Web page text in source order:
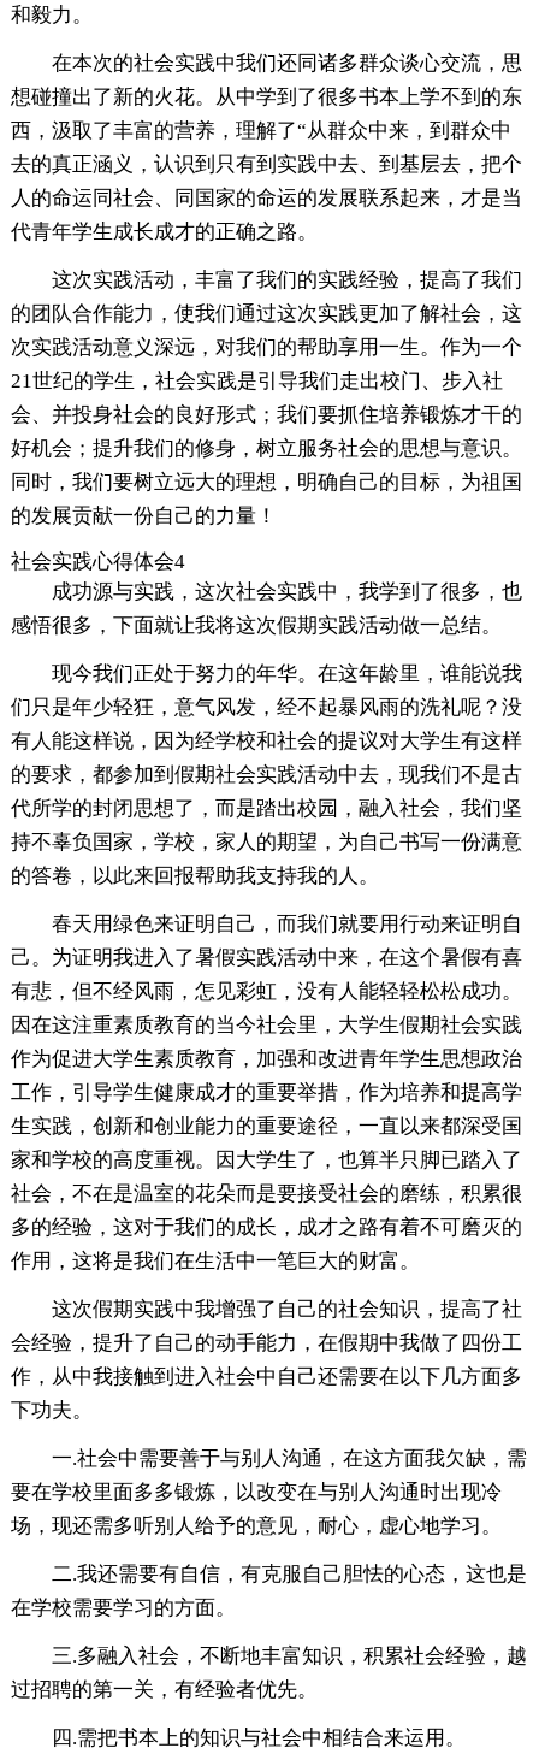
和毅力。
在本次的社会实践中我们还同诸多群众谈心交流，思
想碰撞出了新的火花。从中学到了很多书本上学不到的东
西，汲取了丰富的营养，理解了“从群众中来，到群众中
去的真正涵义，认识到只有到实践中去、到基层去，把个
人的命运同社会、同国家的命运的发展联系起来，才是当
代青年学生成长成才的正确之路。
这次实践活动，丰富了我们的实践经验，提高了我们
的团队合作能力，使我们通过这次实践更加了解社会，这
次实践活动意义深远，对我们的帮助享用一生。作为一个
21世纪的学生，社会实践是引导我们走出校门、步入社
会、并投身社会的良好形式；我们要抓住培养锻炼才干的
好机会；提升我们的修身，树立服务社会的思想与意识。
同时，我们要树立远大的理想，明确自己的目标，为祖国
的发展贡献一份自己的力量！
社会实践心得体会4
成功源与实践，这次社会实践中，我学到了很多，也
感悟很多，下面就让我将这次假期实践活动做一总结。
现今我们正处于努力的年华。在这年龄里，谁能说我
们只是年少轻狂，意气风发，经不起暴风雨的洗礼呢？没
有人能这样说，因为经学校和社会的提议对大学生有这样
的要求，都参加到假期社会实践活动中去，现我们不是古
代所学的封闭思想了，而是踏出校园，融入社会，我们坚
持不辜负国家，学校，家人的期望，为自己书写一份满意
的答卷，以此来回报帮助我支持我的人。
春天用绿色来证明自己，而我们就要用行动来证明自
己。为证明我进入了暑假实践活动中来，在这个暑假有喜
有悲，但不经风雨，怎见彩虹，没有人能轻轻松松成功。
因在这注重素质教育的当今社会里，大学生假期社会实践
作为促进大学生素质教育，加强和改进青年学生思想政治
工作，引导学生健康成才的重要举措，作为培养和提高学
生实践，创新和创业能力的重要途径，一直以来都深受国
家和学校的高度重视。因大学生了，也算半只脚已踏入了
社会，不在是温室的花朵而是要接受社会的磨练，积累很
多的经验，这对于我们的成长，成才之路有着不可磨灭的
作用，这将是我们在生活中一笔巨大的财富。
这次假期实践中我增强了自己的社会知识，提高了社
会经验，提升了自己的动手能力，在假期中我做了四份工
作，从中我接触到进入社会中自己还需要在以下几方面多
下功夫。
一.社会中需要善于与别人沟通，在这方面我欠缺，需
要在学校里面多多锻炼，以改变在与别人沟通时出现冷
场，现还需多听别人给予的意见，耐心，虚心地学习。
二.我还需要有自信，有克服自己胆怯的心态，这也是
在学校需要学习的方面。
三.多融入社会，不断地丰富知识，积累社会经验，越
过招聘的第一关，有经验者优先。
四.需把书本上的知识与社会中相结合来运用。